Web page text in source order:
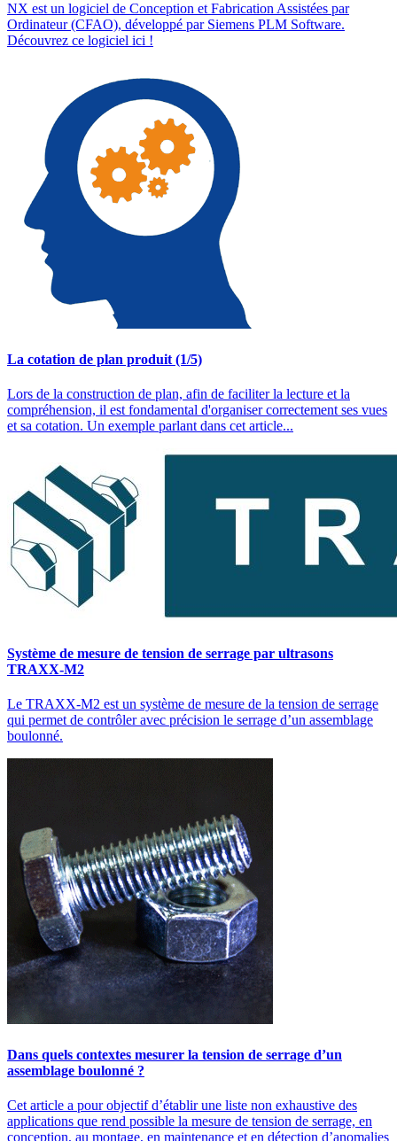
NX est un logiciel de Conception et Fabrication Assistées par
Ordinateur (CFAO), développé par Siemens PLM Software.
Découvrez ce logiciel ici !
La cotation de plan produit (1/5)
Lors de la construction de plan, afin de faciliter la lecture et la
compréhension, il est fondamental d'organiser correctement ses vues
et sa cotation. Un exemple parlant dans cet article...
Système de mesure de tension de serrage par ultrasons
TRAXX-M2
Le TRAXX-M2 est un système de mesure de la tension de serrage
qui permet de contrôler avec précision le serrage d’un assemblage
boulonné.
Dans quels contextes mesurer la tension de serrage d’un
assemblage boulonné ?
Cet article a pour objectif d’établir une liste non exhaustive des
applications que rend possible la mesure de tension de serrage, en
conception, au montage, en maintenance et en détection d’anomalies